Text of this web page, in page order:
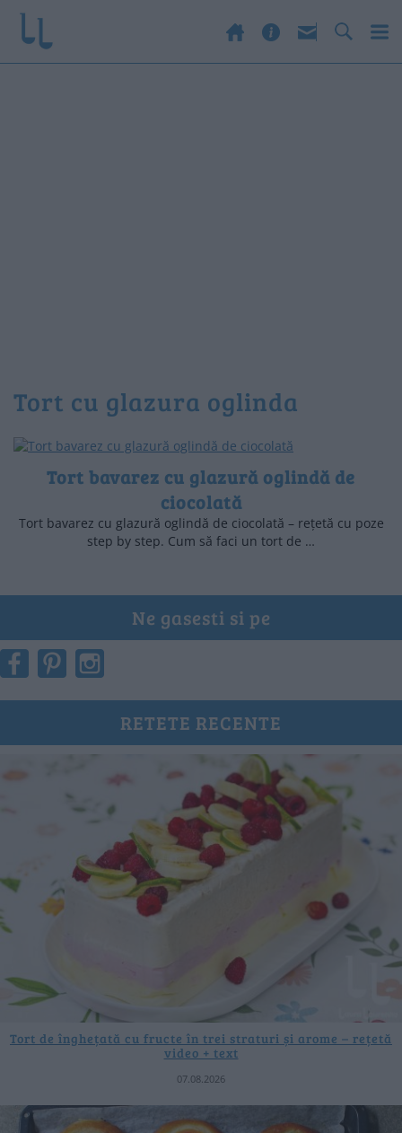
tort cu glazura oglinda
Tort bavarez cu glazură oglindă de
ciocolată
Tort bavarez cu glazură oglindă de ciocolată – rețetă cu poze
step by step. Cum să faci un tort de …
Ne gasesti si pe
RETETE RECENTE
Tort de înghețată cu fructe în trei straturi și arome – rețetă
video + text
07.08.2026